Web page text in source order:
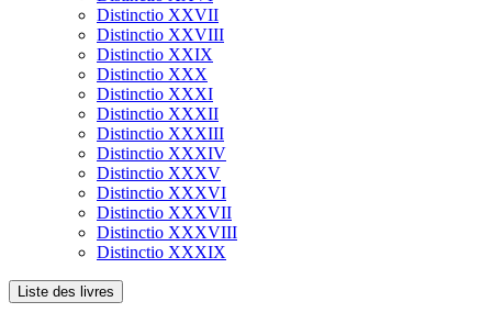
Distinctio XXVII
Distinctio XXVIII
Distinctio XXIX
Distinctio XXX
Distinctio XXXI
Distinctio XXXII
Distinctio XXXIII
Distinctio XXXIV
Distinctio XXXV
Distinctio XXXVI
Distinctio XXXVII
Distinctio XXXVIII
Distinctio XXXIX
Liste des livres